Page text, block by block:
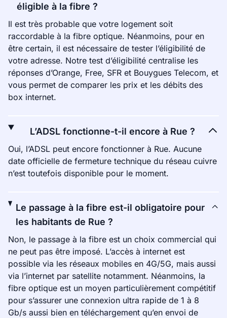
éligible à la fibre ?
Il est très probable que votre logement soit
raccordable à la fibre optique. Néanmoins, pour en
être certain, il est nécessaire de tester l’éligibilité de
votre adresse. Notre test d’éligibilité centralise les
réponses d’Orange, Free, SFR et Bouygues Telecom, et
vous permet de comparer les prix et les débits des
box internet.
L’ADSL fonctionne-t-il encore à Rue ?
Oui, l’ADSL peut encore fonctionner à Rue. Aucune
date officielle de fermeture technique du réseau cuivre
n’est toutefois disponible pour le moment.
Le passage à la fibre est-il obligatoire pour
les habitants de Rue ?
Non, le passage à la fibre est un choix commercial qui
ne peut pas être imposé. L’accès à internet est
possible via les réseaux mobiles en 4G/5G, mais aussi
via l’internet par satellite notamment. Néanmoins, la
fibre optique est un moyen particulièrement compétitif
pour s’assurer une connexion ultra rapide de 1 à 8
Gb/s aussi bien en téléchargement qu’en envoi de